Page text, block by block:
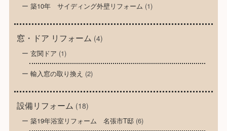
築10年 サイディング外壁リフォーム (1)
窓・ドア リフォーム (4)
玄関ドア (1)
輸入窓の取り換え (2)
設備リフォーム (18)
築19年浴室リフォーム 名張市T邸(6)